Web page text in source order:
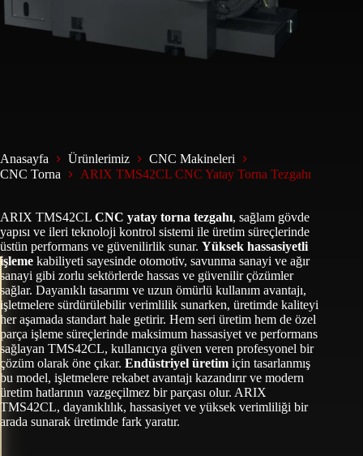
Anasayfa Ürünlerimiz
CNC Makineleri
CNC Torna
ARIX TMS42CL CNC Yatay Torna Tezgahı
ARIX TMS42CL CNC yatay torna tezgahı, sağlam gövde
yapısı ve ileri teknoloji kontrol sistemi ile üretim süreçlerinde
üstün performans ve güvenilirlik sunar. Yüksek hassasiyetli
işleme kabiliyeti sayesinde otomotiv, savunma sanayi ve ağır
sanayi gibi zorlu sektörlerde hassas ve güvenilir çözümler
sağlar. Dayanıklı tasarımı ve uzun ömürlü kullanım avantajı,
işletmelere sürdürülebilir verimlilik sunarken, üretimde kaliteyi
her aşamada standart hale getirir. Hem seri üretim hem de özel
parça işleme süreçlerinde maksimum hassasiyet ve performans
sağlayan TMS42CL, kullanıcıya güven veren profesyonel bir
çözüm olarak öne çıkar. Endüstriyel üretim için tasarlanmış
bu model, işletmelere rekabet avantajı kazandırır ve modern
üretim hatlarının vazgeçilmez bir parçası olur. ARIX
TMS42CL, dayanıklılık, hassasiyet ve yüksek verimliliği bir
arada sunarak üretimde fark yaratır.